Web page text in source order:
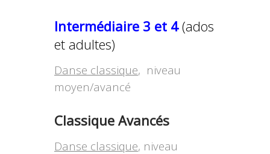
Intermédiaire 3 et 4 (ados
et adultes)
Danse classique, niveau
moyen/avancé
Classique Avancés
Danse classique, niveau